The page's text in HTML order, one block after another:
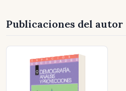
Publicaciones del autor